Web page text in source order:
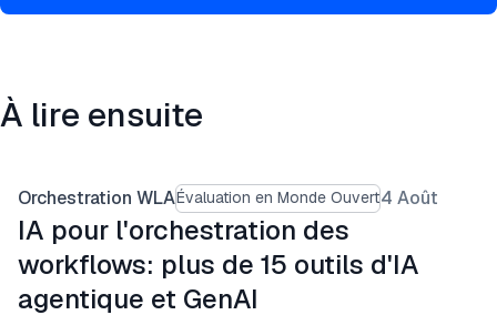
À lire ensuite
Orchestration WLAÉvaluation en Monde Ouvert4 Août
IA pour l'orchestration des
workflows: plus de 15 outils d'IA
agentique et GenAI